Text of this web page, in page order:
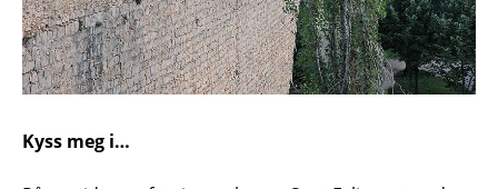
Kyss meg i…